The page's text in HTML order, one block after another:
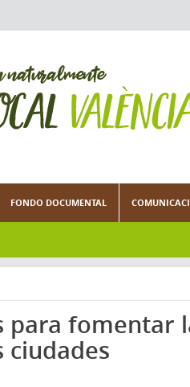
FONDO DOCUMENTAL
para fomentar
ciudades